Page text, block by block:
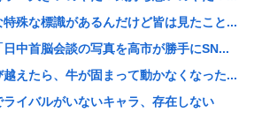
業が増える現実
ム「決壊」地元民「公式発表より死者...
修復不能な傷 「りょうじ」と「カイ...
バ嬢の首吊り自●配信、拡散されまく...
一般人のツイートに反撃開始www
殊な標識があるんだけど皆は見たこと...
中首脳会談の写真を高市が勝手にSN...
えたら、牛が固まって動かなくなった...
イバルがいないキャラ、存在しない